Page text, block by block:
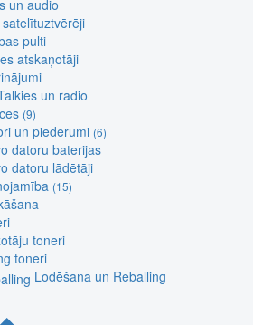
un audio
pulti
atskaņotāji
un radio
(9)
un piederumi (6)
datoru baterijas
datoru lādētāji
(15)
toneri
toneri
Lodēšana un Reballing